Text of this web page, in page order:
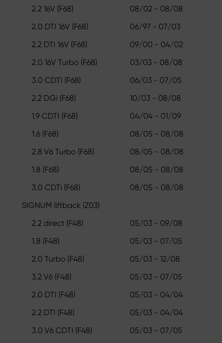
2.2 16V (F68)
08/02 - 08/08
2.0 DTI 16V (F68)
06/97 - 07/03
2.2 DTI 16V (F68)
09/00 - 04/02
2.0 16V Turbo (F68)
03/03 - 08/08
3.0 CDTI (F68)
06/03 - 07/05
2.2 DGi (F68)
10/03 - 08/08
1.9 CDTI (F68)
04/04 - 01/09
1.6 (F68)
08/05 - 08/08
2.8 V6 Turbo (F68)
08/05 - 08/08
1.8 (F68)
08/05 - 08/08
3.0 CDTi (F68)
08/05 - 08/08
SIGNUM liftback (Z03)
2.2 direct (F48)
05/03 - 09/08
1.8 (F48)
05/03 - 07/05
2.0 Turbo (F48)
05/03 - 12/08
3.2 V6 (F48)
05/03 - 07/05
2.0 DTI (F48)
05/03 - 04/04
2.2 DTI (F48)
05/03 - 04/04
3.0 V6 CDTI (F48)
05/03 - 07/05